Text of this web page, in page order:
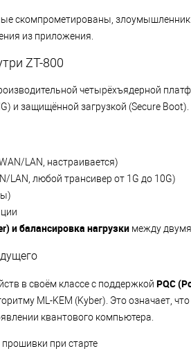
скомпрометированы, злоумышленник
из приложения.
ZT-800
четырёхъядерной
и защищённой загрузкой (Secure Boot).
LAN, настраивается)
LAN, любой трансивер от 1G до 10G)
и балансировка нагрузки между
в своём классе с поддержкой PQC
ML-KEM (Kyber). Это означает,
квантового компьютера.
при старте